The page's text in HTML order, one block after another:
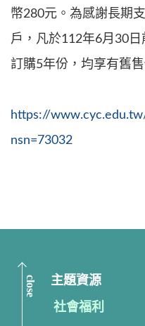
幣280元。為感謝長期
戶，凡於112年6月30
訂購5年份，均享有舊
https://
nsn=73032
close 主題資源
社會福利